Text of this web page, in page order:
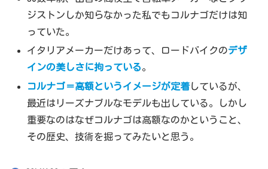
ジストンしか知らなかった私でもコルナゴだけは知
っていた。
イタリアメーカーだけあって、ロードバイクのデザ
インの美しさに拘っている。
コルナゴ＝高額というイメージが定着しているが、
最近はリーズナブルなモデルも出している。しかし
重要なのはなぜコルナゴは高額なのかということ、
その歴史、技術を掘ってみたいと思う。